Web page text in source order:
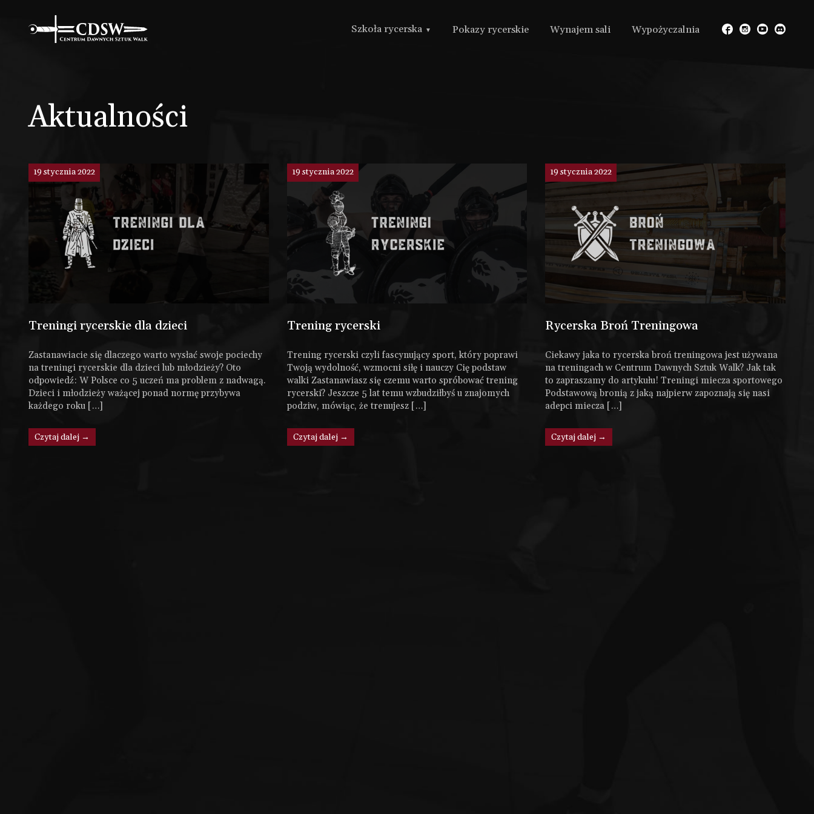
Szkoła rycerska Pokazy rycerskie Wynajem sali Wypożyczalnia
Aktualności
19 stycznia 2022
Treningi rycerskie dla dzieci
Zastanawiacie się dlaczego warto wysłać swoje pociechy
na treningi rycerskie dla dzieci lub młodzieży? Oto
odpowiedź: W Polsce co 5 uczeń ma problem z nadwagą.
Dzieci i młodzieży ważącej ponad normę przybywa
każdego roku […]
Czytaj dalej →
19 stycznia 2022
Trening rycerski
Trening rycerski czyli fascynujący sport, który poprawi
Twoją wydolność, wzmocni siłę i nauczy Cię podstaw
walki Zastanawiasz się czemu warto spróbować trening
rycerski? Jeszcze 5 lat temu wzbudziłbyś u znajomych
podziw, mówiąc, że trenujesz […]
Czytaj dalej →
19 stycznia 2022
Rycerska Broń Treningowa
Ciekawy jaka to rycerska broń treningowa jest używana
na treningach w Centrum Dawnych Sztuk Walk? Jak tak
to zapraszamy do artykułu! Treningi miecza sportowego
Podstawową bronią z jaką najpierw zapoznają się nasi
adepci miecza […]
Czytaj dalej →